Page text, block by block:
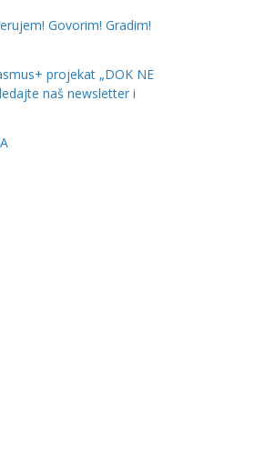
Govorim! Gradim!
projekat „DOK NE
naš newsletter i